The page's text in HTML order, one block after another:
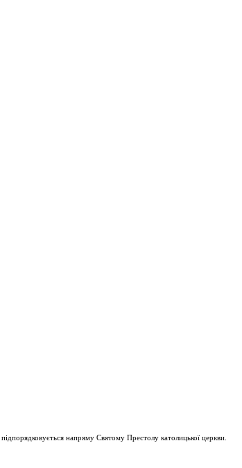
напряму Святому Престолу католицької церкви.